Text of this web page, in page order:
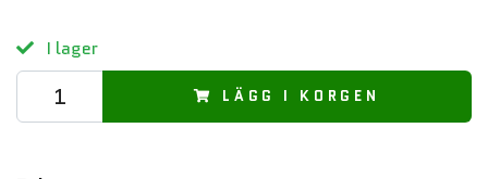
I lager
LÄGG I KORGEN